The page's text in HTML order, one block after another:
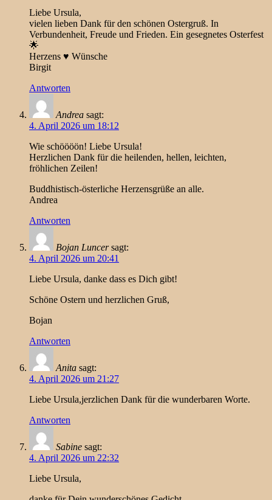
Liebe Ursula,
vielen lieben Dank für den schönen Ostergruß. In
Verbundenheit, Freude und Frieden. Ein gesegnetes Osterfest
🌟
Herzens ♥️ Wünsche
Birgit
Antworten
Andrea sagt:
4. April 2026 um 18:12
Wie schöööön! Liebe Ursula!
Herzlichen Dank für die heilenden, hellen, leichten,
fröhlichen Zeilen!
Buddhistisch-österliche Herzensgrüße an alle.
Andrea
Antworten
Bojan Luncer sagt:
4. April 2026 um 20:41
Liebe Ursula, danke dass es Dich gibt!
Schöne Ostern und herzlichen Gruß,
Bojan
Antworten
Anita sagt:
4. April 2026 um 21:27
Liebe Ursula,jerzlichen Dank für die wunderbaren Worte.
Antworten
Sabine sagt:
4. April 2026 um 22:32
Liebe Ursula,